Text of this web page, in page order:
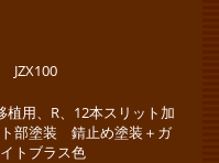
JZX100
植用、R、12本スリット加
部塗装 錆止め塗装＋ガ
トブラス色